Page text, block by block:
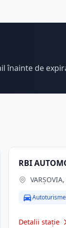
de
RBI
Autoturisme
Detalii stație